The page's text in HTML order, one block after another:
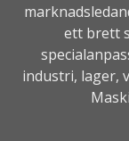
ett brett
industri, lager,